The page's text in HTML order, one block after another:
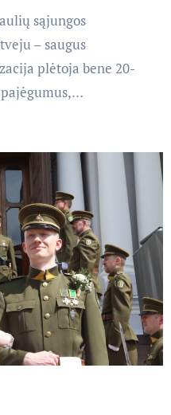
sąjungos
– saugus
plėtoja bene 20-